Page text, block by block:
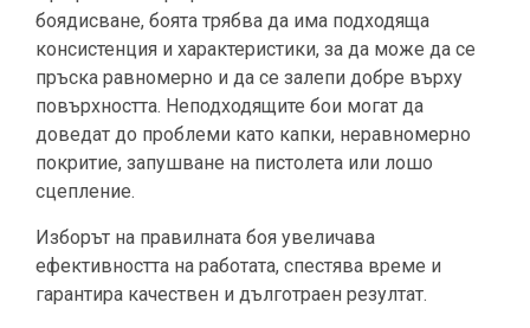
боядисване, боята трябва да има подходяща
консистенция и характеристики, за да може да се
пръска равномерно и да се залепи добре върху
повърхността. Неподходящите бои могат да
доведат до проблеми като капки, неравномерно
покритие, запушване на пистолета или лошо
сцепление.
Изборът на правилната боя увеличава
ефективността на работата, спестява време и
гарантира качествен и дълготраен резултат.